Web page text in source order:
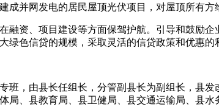
成并网发电的居民屋顶光伏项目，对屋顶所有
融资、项目建设等方面保驾护航。引导和鼓励
色信贷的规模，采取灵活的信贷政策和优惠的
班，由县长任组长，分管副县长为副组长，县
局、县教育局、县卫健局、县交通运输局、县